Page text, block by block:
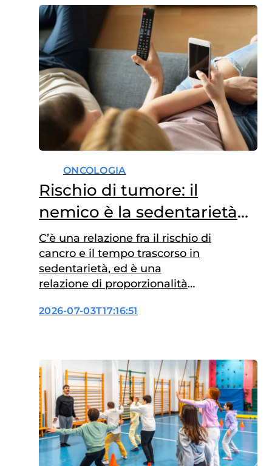
ONCOLOGIA
Rischio di tumore: il
nemico è la sedentarietà
prolungata
C’è una relazione fra il rischio di
cancro e il tempo trascorso in
sedentarietà, ed è una
relazione di proporzionalità
seduti o sdraiati nelle ore
più di attività al giorno il
pericolo diminuisce. Lo ha
rilevato uno…
2026-07-03T17:16:51